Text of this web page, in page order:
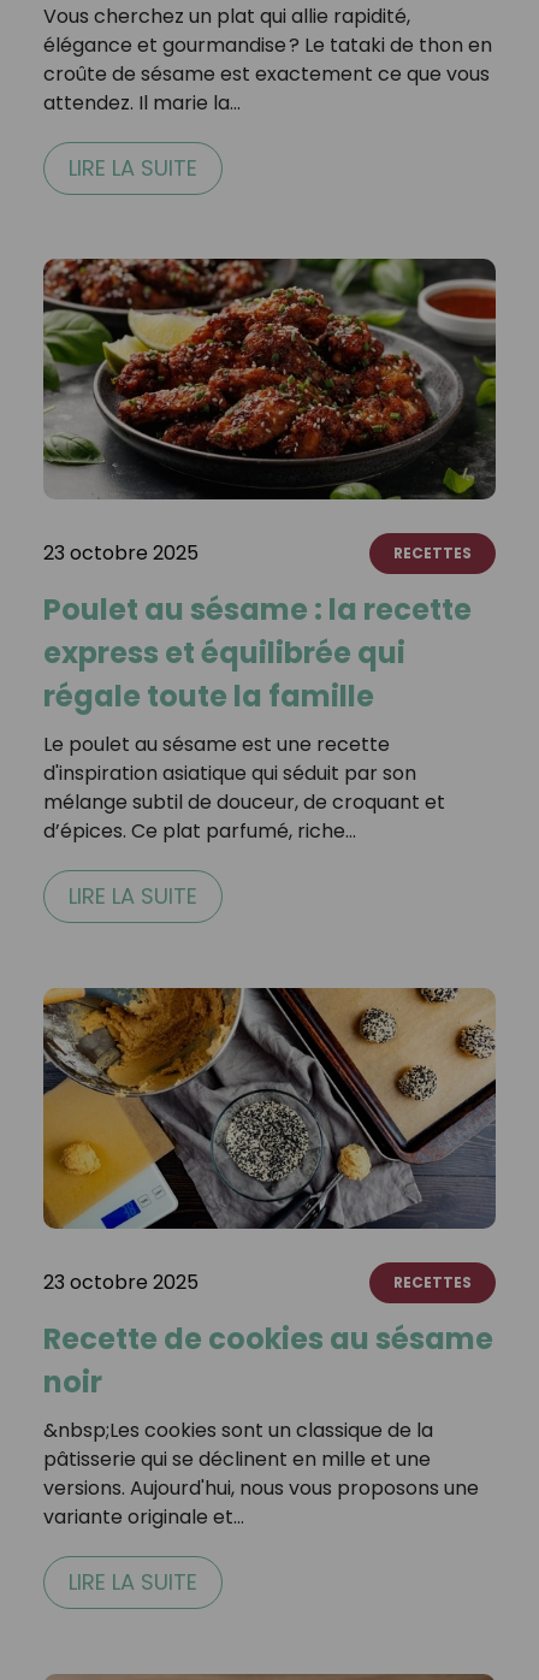
Vous cherchez un plat qui allie rapidité,
élégance et gourmandise ? Le tataki de thon en
croûte de sésame est exactement ce que vous
attendez. Il marie la…
LIRE LA SUITE
23 octobre 2025 RECETTES
Poulet au sésame : la recette
express et équilibrée qui
régale toute la famille
Le poulet au sésame est une recette
d'inspiration asiatique qui séduit par son
mélange subtil de douceur, de croquant et
d’épices. Ce plat parfumé, riche…
LIRE LA SUITE
23 octobre 2025 RECETTES
Recette de cookies au sésame
noir
&nbsp;Les cookies sont un classique de la
pâtisserie qui se déclinent en mille et une
versions. Aujourd'hui, nous vous proposons une
variante originale et…
LIRE LA SUITE